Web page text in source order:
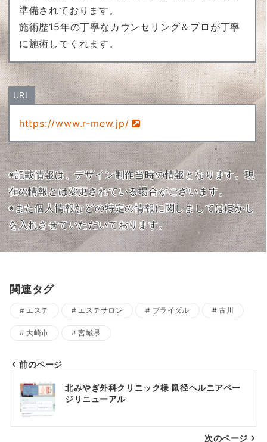
準備されております。
施術歴15年の丁寧なカウンセリング＆プロが丁寧
に施術してくれます。
URL
https://www.r-mew.jp/
※記載情報は、デザイン制作当時の情報となります。現
在の情報とは変更されている場合がございます。
※また個人情報などの特定の情報に関しましてはぼかし
を入れさせていただいております。
関連タグ
エステ エステサロン ブライダル 古川
大崎市 宮城県
投
稿
前のページ
北みやぎ外科クリニック様 鼠径ヘルニアペー
ジリニューアル
次のページ